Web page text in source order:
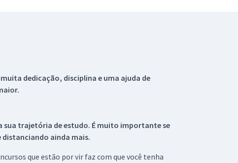
dedicação, disciplina e uma ajuda de
sua trajetória de estudo. É muito importante se
distanciando ainda mais.
que estão por vir faz com que você tenha